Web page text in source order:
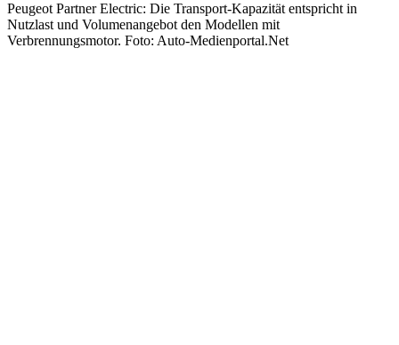
Peugeot Partner Electric: Die Transport-Kapazität entspricht in
Nutzlast und Volumenangebot den Modellen mit
Verbrennungsmotor. Foto: Auto-Medienportal.Net